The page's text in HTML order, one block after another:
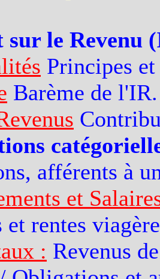
le Revenu
Principes
Barème de l'IR.
afférents à
et
et rentes
: Revenus